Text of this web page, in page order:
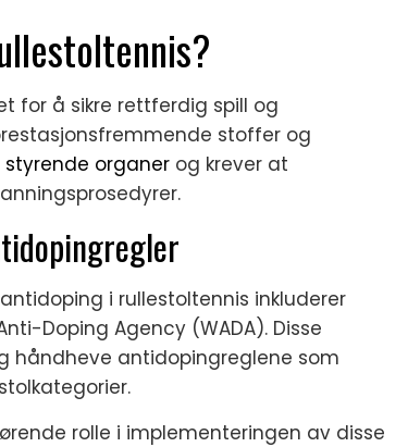
for å sikre rettferdig spill og
stoffer og
styrende organer og krever at
i rullestoltennis inkluderer
Doping Agency (WADA). Disse
håndheve antidopingreglene som
rolle i implementeringen av disse